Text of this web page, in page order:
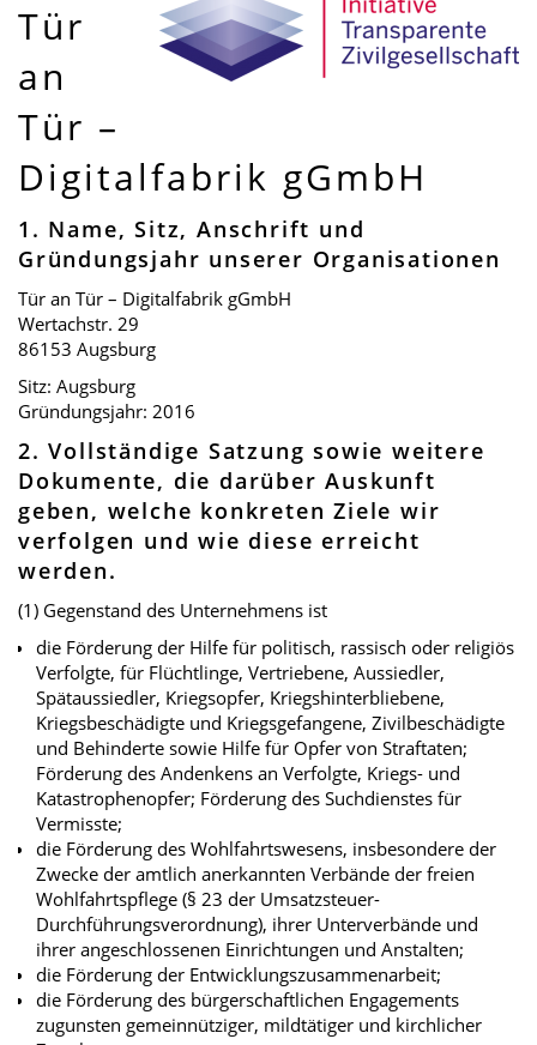
Tür
an
Tür –
Digitalfabrik gGmbH
1. Name, Sitz, Anschrift und
Gründungsjahr unserer Organisationen
Tür an Tür – Digitalfabrik gGmbH
Wertachstr. 29
86153 Augsburg
Sitz: Augsburg
Gründungsjahr: 2016
2. Vollständige Satzung sowie weitere
Dokumente, die darüber Auskunft
geben, welche konkreten Ziele wir
verfolgen und wie diese erreicht
werden.
(1) Gegenstand des Unternehmens ist
die Förderung der Hilfe für politisch, rassisch oder religiös
Verfolgte, für Flüchtlinge, Vertriebene, Aussiedler,
Spätaussiedler, Kriegsopfer, Kriegshinterbliebene,
Kriegsbeschädigte und Kriegsgefangene, Zivilbeschädigte
und Behinderte sowie Hilfe für Opfer von Straftaten;
Förderung des Andenkens an Verfolgte, Kriegs- und
Katastrophenopfer; Förderung des Suchdienstes für
Vermisste;
die Förderung des Wohlfahrtswesens, insbesondere der
Zwecke der amtlich anerkannten Verbände der freien
Wohlfahrtspflege (§ 23 der Umsatzsteuer-
Durchführungsverordnung), ihrer Unterverbände und
ihrer angeschlossenen Einrichtungen und Anstalten;
die Förderung der Entwicklungszusammenarbeit;
die Förderung des bürgerschaftlichen Engagements
zugunsten gemeinnütziger, mildtätiger und kirchlicher